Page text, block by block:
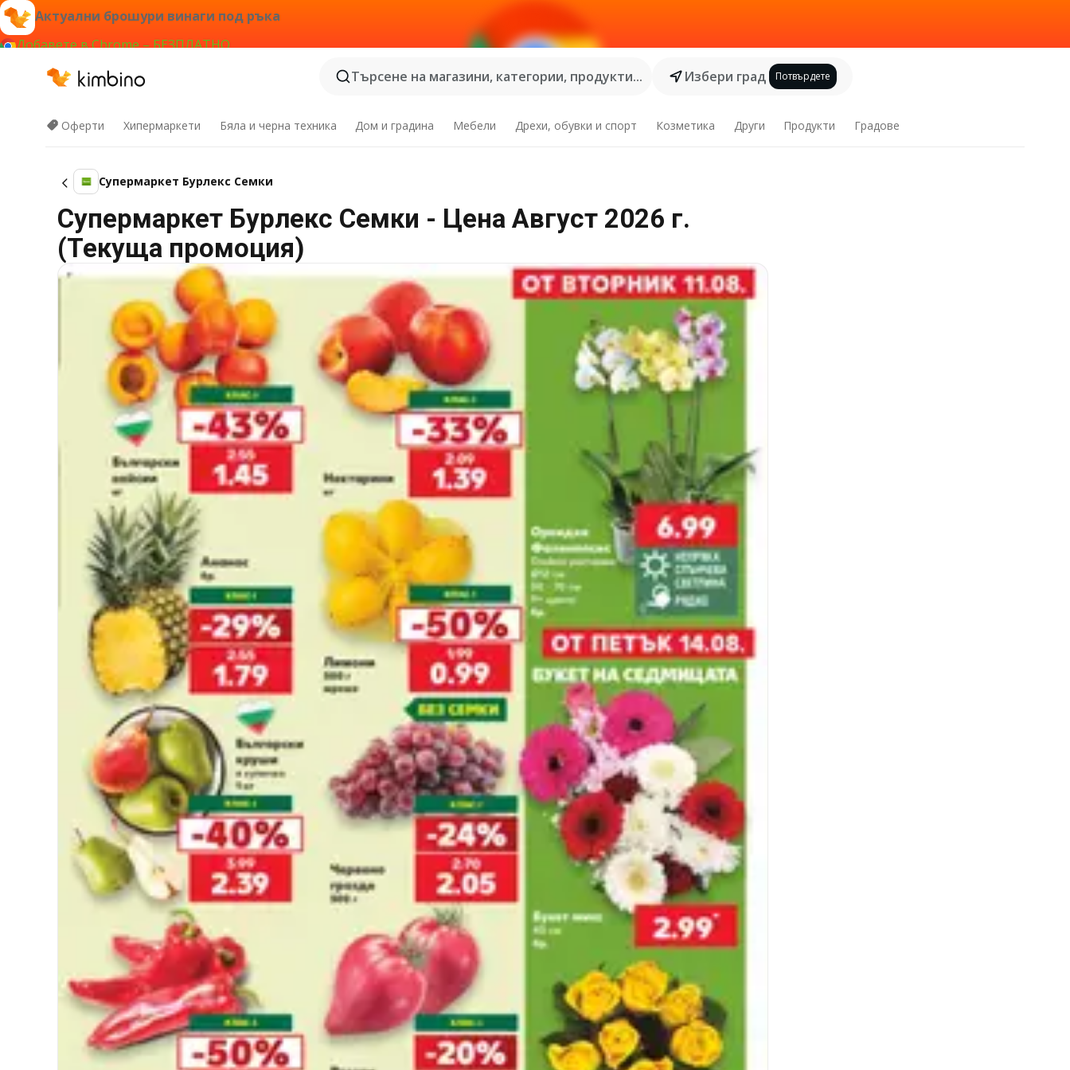
Актуални брошури винаги под ръка
Добавете в Chrome – БЕЗПЛАТНО
Търсене на магазини, категории, продукти...
Избери град Потвърдете
Оферти Хипермаркети Бяла и черна техника Дом и градина Мебели Дрехи, обувки и спорт Козметика Други Продукти Градове
Супермаркет Бурлекс Семки
Супермаркет Бурлекс Семки - Цена Август 2026 г.
(Текуща промоция)